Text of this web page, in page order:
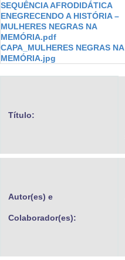
Advocacia-Geral da União
Banco Central do Brasil
Planalto
SEQUÊNCIA AFRODIDÁTICA
ENEGRECENDO A HISTÓRIA –
MULHERES NEGRAS NA
MEMÓRIA.pdf
CAPA_MULHERES NEGRAS NA
MEMÓRIA.jpg
Título:
Autor(es) e
Colaborador(es):